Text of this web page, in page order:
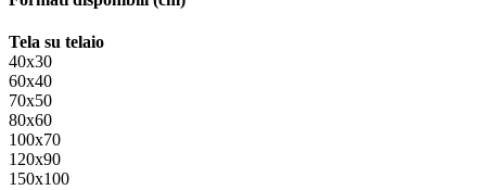
Tela su telaio
40x30
60x40
70x50
80x60
100x70
120x90
150x100